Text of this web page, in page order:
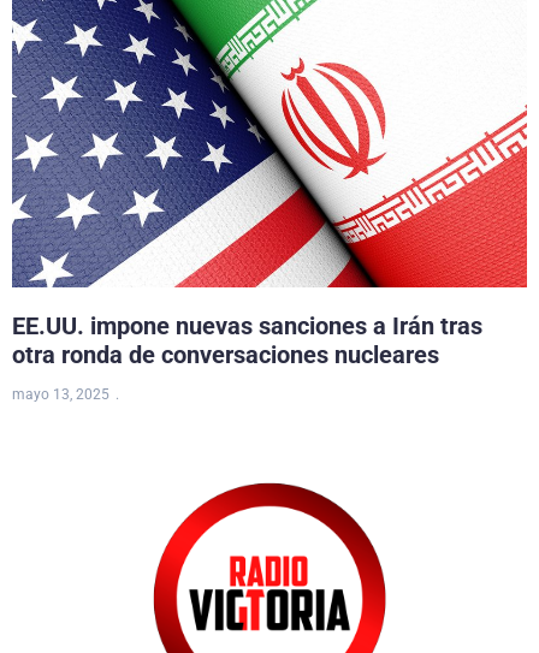
EE.UU. impone nuevas sanciones a Irán tras
otra ronda de conversaciones nucleares
mayo 13, 2025